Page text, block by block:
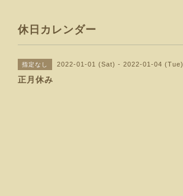
休日カレンダー
指定なし 2022-01-01 (Sat) - 2022-01-04 (Tue)
正月休み